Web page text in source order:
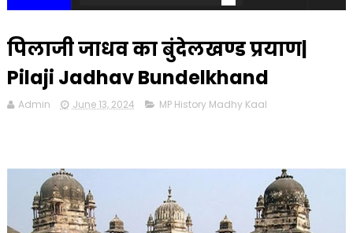
पिलाजी जाधव का बुंदेलखण्ड प्रयाण|
Pilaji Jadhav Bundelkhand
Admin June 13, 2024 MP History Madhy Kaal